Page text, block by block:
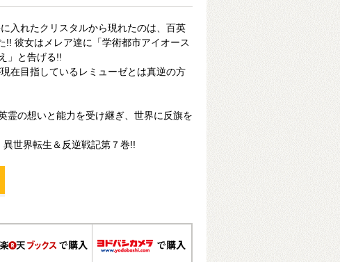
入れたクリスタルから現れたのは、百英
彼女はメレア達に「学術都市アイオース
」と告げる!!
在目指しているレミューゼとは真逆の方
霊の想いと能力を受け継ぎ、世界に反旗を
異世界転生＆反逆戦記第７巻!!